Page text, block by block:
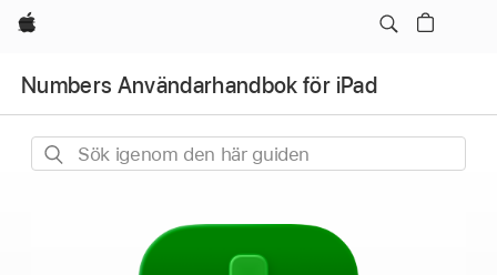
Apple
Numbers Användarhandbok för iPad
Sök